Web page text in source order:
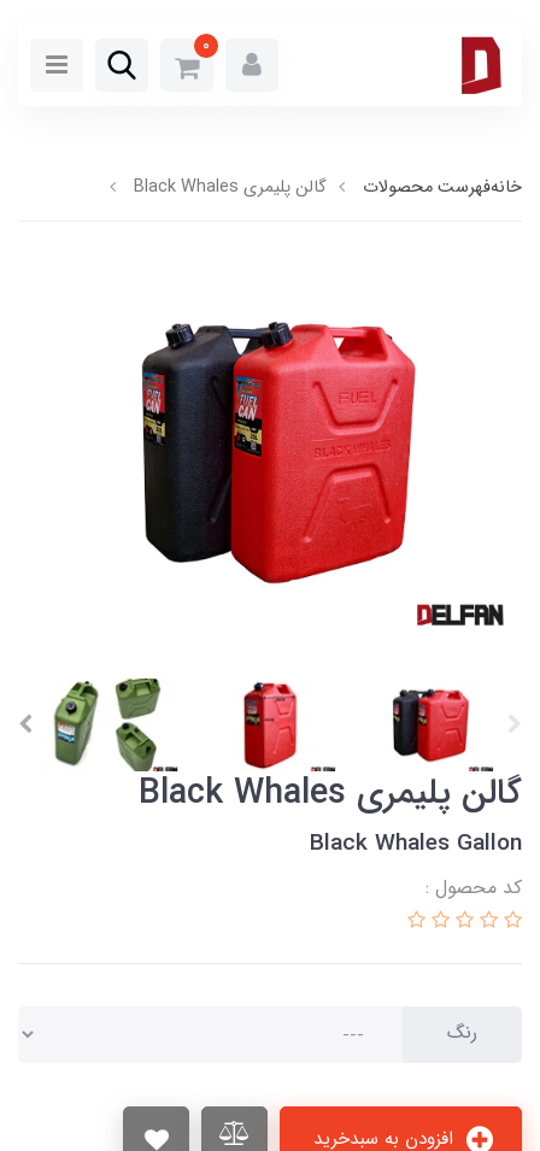
0
خانهفهرست محصولات گالن پلیمری Black Whales
گالن پلیمری Black Whales
Black Whales Gallon
کد محصول :
رنگ